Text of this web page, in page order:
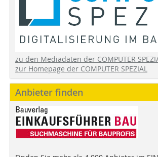
zu den Mediadaten der COMPUTER
zur Homepage der COMPUTER SPEZIAL
Anbieter finden